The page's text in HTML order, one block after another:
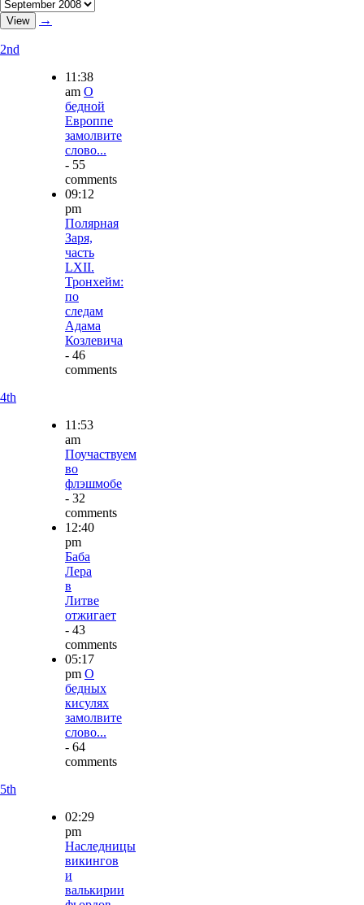
→
2nd
11:38
am О
бедной
Европпе
замолвите
слово...
- 55
comments
09:12
pm
Полярная
Заря,
часть
LXII.
Тронхейм:
по
следам
Адама
Козлевича
- 46
comments
4th
11:53
am
Поучаствуем
во
флэшмобе
- 32
comments
12:40
pm
Баба
Лера
в
Литве
отжигает
- 43
comments
05:17
pm О
бедных
кисулях
замолвите
слово...
- 64
comments
5th
02:29
pm
Наследницы
викингов
и
валькирии